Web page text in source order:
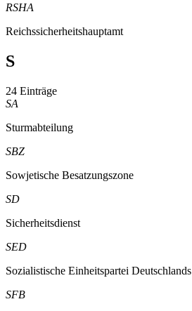
RSHA
Reichssicherheitshauptamt
S
24 Einträge
SA
Sturmabteilung
SBZ
Sowjetische Besatzungszone
SD
Sicherheitsdienst
SED
Sozialistische Einheitspartei Deutschlands
SFB